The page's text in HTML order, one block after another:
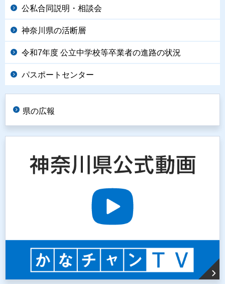
公私合同説明・相談会
神奈川県の活断層
令和7年度 公立中学校等卒業者の進路の状況
パスポートセンター
県の広報